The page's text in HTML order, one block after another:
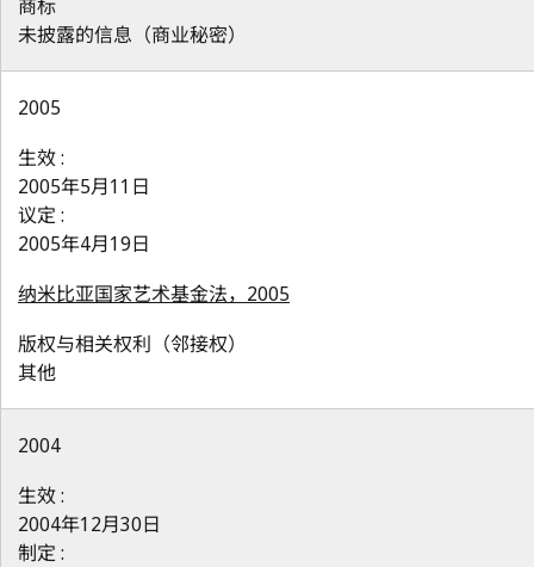
商标
未披露的信息（商业秘密）
2005
生效 :
2005年5月11日
议定 :
2005年4月19日
纳米比亚国家艺术基金法，2005
版权与相关权利（邻接权）
其他
2004
生效 :
2004年12月30日
制定 :